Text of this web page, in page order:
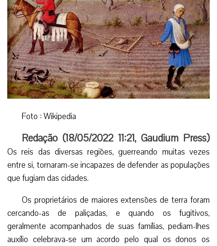
Foto : Wikipedia
Redação (18/05/2022 11:21,Gaudium Press)
Os reis das diversas regiões, guerreando muitas vezes
entre si, tornaram-se incapazes de defender as populações
que fugiam das cidades.
Os proprietários de maiores extensões de terra foram
cercando-as de paliçadas, e quando os fugitivos,
geralmente acompanhados de suas famílias, pediam-lhes
auxílio celebrava-se um acordo pelo qual os donos os